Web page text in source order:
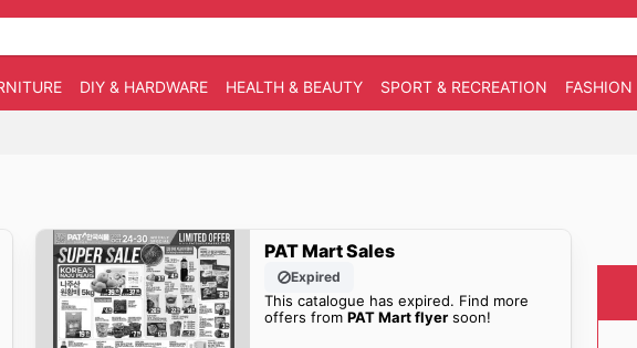
DIY & HARDWARE HEALTH & BEAUTY SPORT & RECREATION FASHION
PAT Mart Sales
Expired
This catalogue has expired. Find more
offers fromPAT Mart flyer soon!